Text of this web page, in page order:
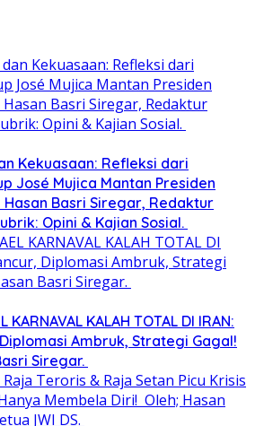
Kekuasaan: Refleksi dari
José Mujica Mantan Presiden
Basri Siregar, Redaktur
Opini & Kajian Sosial.
KARNAVAL KALAH TOTAL DI IRAN:
Ambruk, Strategi Gagal!
Siregar.